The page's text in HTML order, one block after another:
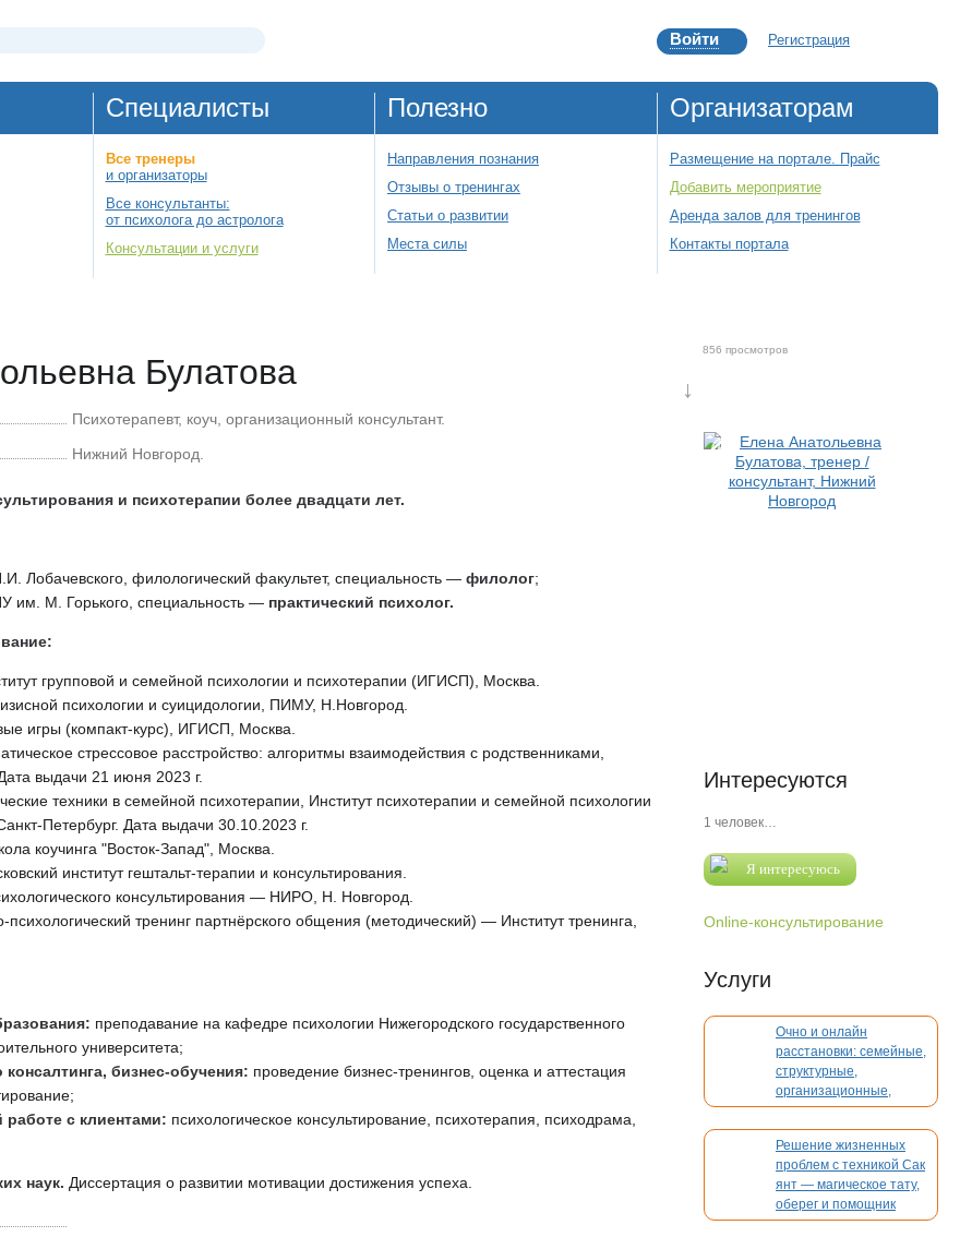
Войти Регистрация
Специалисты
Все тренеры
и организаторы
Все консультанты:
от психолога до астролога
Консультации и услуги
Полезно
Направления познания
Отзывы о тренингах
Статьи о развитии
Места силы
Организаторам
Размещение на портале. Прайс
Добавить мероприятие
Аренда залов для тренингов
Контакты портала
↓
Интересуются
1 человек…
Я интересуюсь
Online-консультирование
Услуги
Очно и онлайн
расстановки: семейные,
структурные,
организационные,
духовные, кармические
Решение жизненных
проблем с техникой Сак
янт — магическое тату,
оберег и помощник
Булатова
856 просмотров
Психотерапевт, коуч, организационный консультант.
Нижний Новгород.
и психотерапии более двадцати лет.
Лобачевского, филологический факультет, специальность — филолог;
им. М. Горького, специальность — практический психолог.
:
групповой и семейной психологии и психотерапии (ИГИСП), Москва.
психологии и суицидологии, ПИМУ, Н.Новгород.
игры (компакт-курс), ИГИСП, Москва.
стрессовое расстройство: алгоритмы взаимодействия с родственниками,
выдачи 21 июня 2023 г.
техники в семейной психотерапии, Институт психотерапии и семейной психологии
Петербург. Дата выдачи 30.10.2023 г.
коучинга "Восток-Запад", Москва.
институт гештальт-терапии и консультирования.
консультирования — НИРО, Н. Новгород.
тренинг партнёрского общения (методический) — Институт тренинга,
преподавание на кафедре психологии Нижегородского государственного
университета;
бизнес-обучения: проведение бизнес-тренингов, оценка и аттестация
работе с клиентами: психологическое консультирование, психотерапия, психодрама,
наук. Диссертация о развитии мотивации достижения успеха.